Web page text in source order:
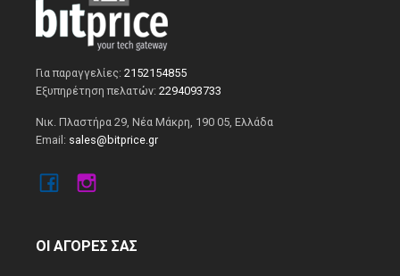
Για παραγγελίες:2152154855
Εξυπηρέτηση πελατών:2294093733
Νικ. Πλαστήρα 29, Νέα Μάκρη, 190 05, Ελλάδα
Email: sales@bitprice.gr
ΟΙ ΑΓΟΡΕΣ ΣΑΣ